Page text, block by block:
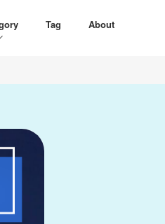
Tag About